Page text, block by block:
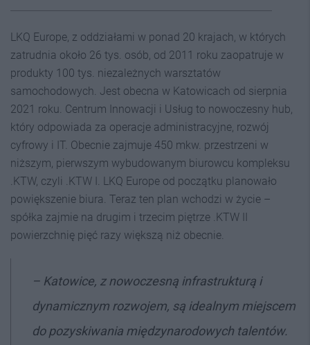
LKQ Europe, z oddziałami w ponad 20 krajach, w których
zatrudnia około 26 tys. osób, od 2011 roku zaopatruje w
produkty 100 tys. niezależnych warsztatów
samochodowych. Jest obecna w Katowicach od sierpnia
2021 roku. Centrum Innowacji i Usług to nowoczesny hub,
który odpowiada za operacje administracyjne, rozwój
cyfrowy i IT. Obecnie zajmuje 450 mkw. przestrzeni w
niższym, pierwszym wybudowanym biurowcu kompleksu
.KTW, czyli .KTW I. LKQ Europe od początku planowało
powiększenie biura. Teraz ten plan wchodzi w życie –
spółka zajmie na drugim i trzecim piętrze .KTW II
powierzchnię pięć razy większą niż obecnie.
– Katowice, z nowoczesną infrastrukturą i
dynamicznym rozwojem, są idealnym miejscem
do pozyskiwania międzynarodowych talentów.